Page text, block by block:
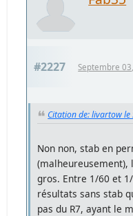
#2227 Septembre
Citation de: livartow
Non non, stab en
(malheureusement),
gros. Entre 1/60 et
résultats sans stab
pas du R7, ayant le